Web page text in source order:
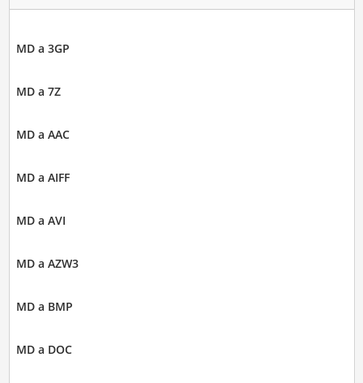
MD a 3GP
MD a 7Z
MD a AAC
MD a AIFF
MD a AVI
MD a AZW3
MD a BMP
MD a DOC